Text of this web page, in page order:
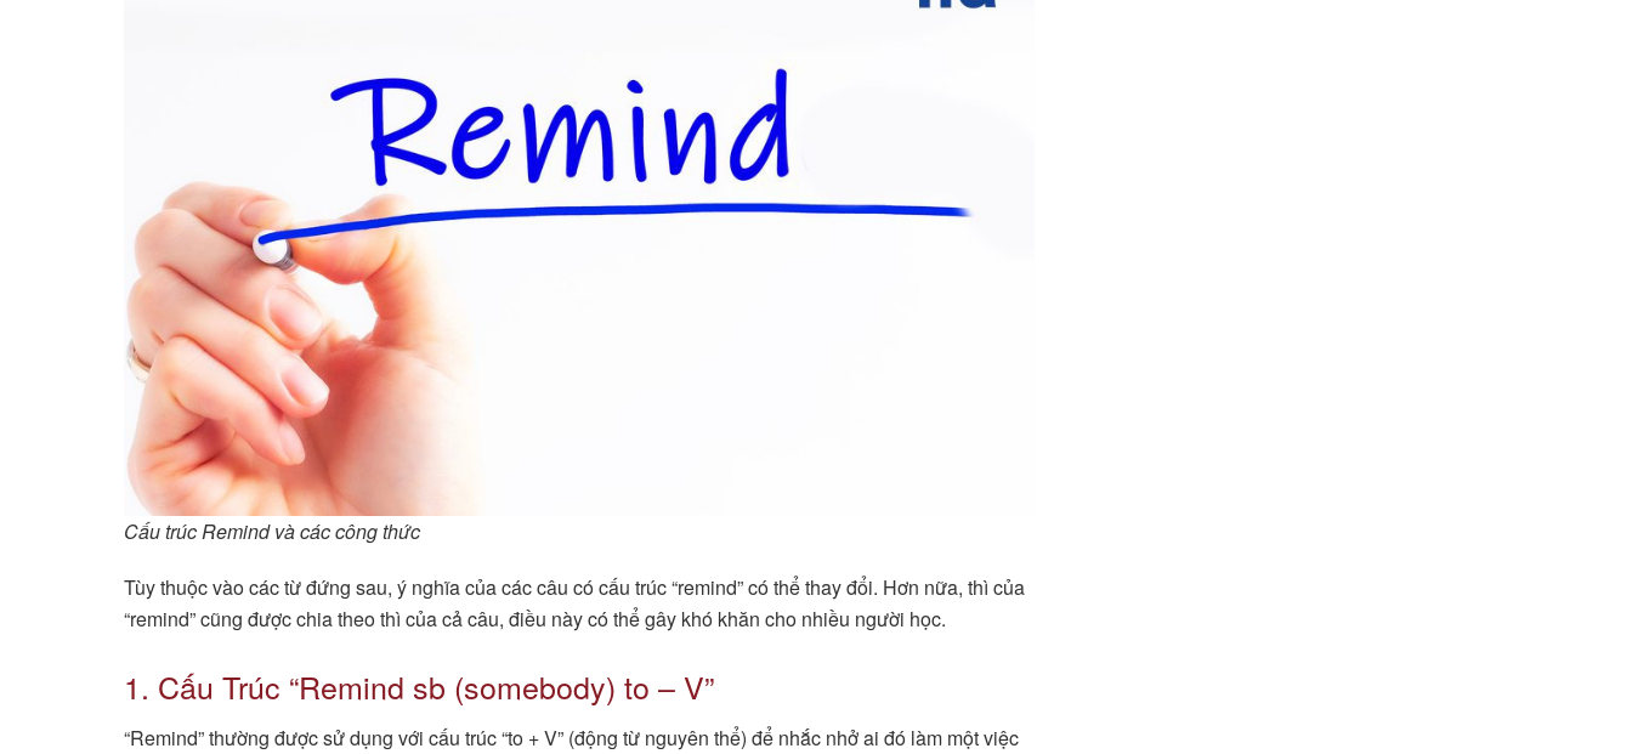
Cấu trúc Remind và các công thức
Tùy thuộc vào các từ đứng sau, ý nghĩa của các câu có cấu trúc “remind” có thể thay đổi. Hơn nữa, thì của
“remind” cũng được chia theo thì của cả câu, điều này có thể gây khó khăn cho nhiều người học.
1. Cấu Trúc “Remind sb (somebody) to – V”
“Remind” thường được sử dụng với cấu trúc “to + V” (động từ nguyên thể) để nhắc nhở ai đó làm một việc